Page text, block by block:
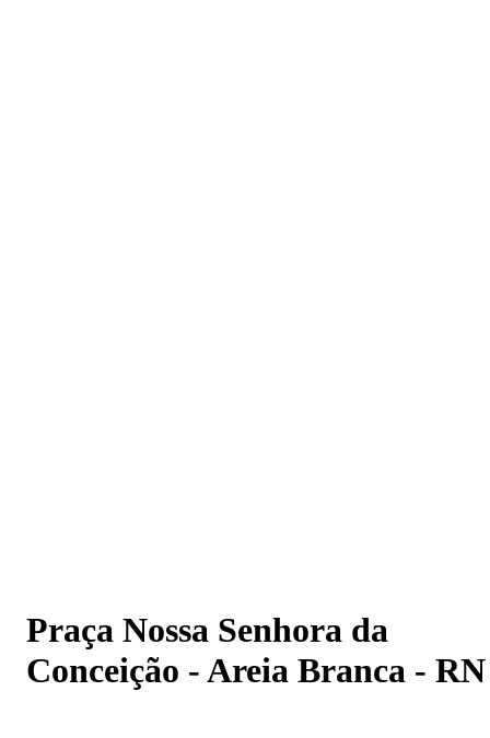
Praça Nossa Senhora da
Conceição - Areia Branca - RN